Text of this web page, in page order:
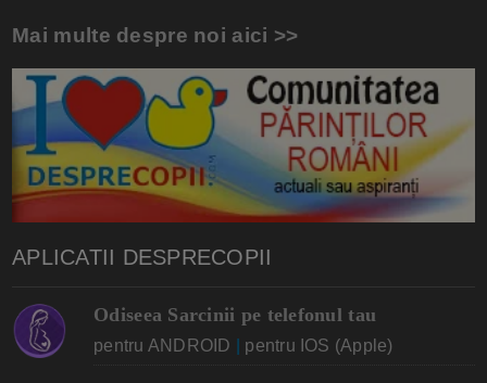
Mai multe despre noi aici >>
APLICATII DESPRECOPII
Odiseea Sarcinii pe telefonul tau
pentru ANDROID pentru IOS (Apple)